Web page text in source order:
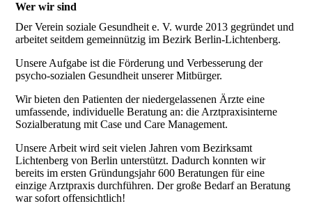
Wer wir sind
Der Verein soziale Gesundheit e. V. wurde 2013 gegründet und
arbeitet seitdem gemeinnützig im Bezirk Berlin-Lichtenberg.
Unsere Aufgabe ist die Förderung und Verbesserung der
psycho-sozialen Gesundheit unserer Mitbürger.
Wir bieten den Patienten der niedergelassenen Ärzte eine
umfassende, individuelle Beratung an: die Arztpraxisinterne
Sozialberatung mit Case und Care Management.
Unsere Arbeit wird seit vielen Jahren vom Bezirksamt
Lichtenberg von Berlin unterstützt. Dadurch konnten wir
bereits im ersten Gründungsjahr 600 Beratungen für eine
einzige Arztpraxis durchführen. Der große Bedarf an Beratung
war sofort offensichtlich!